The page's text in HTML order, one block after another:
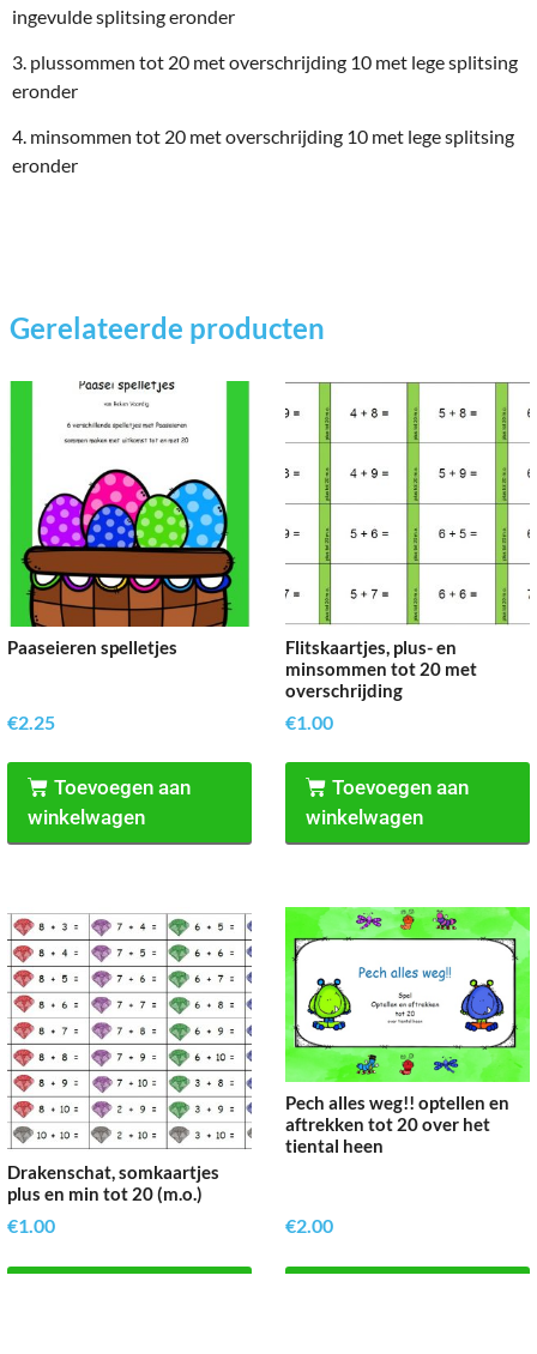
ingevulde splitsing eronder
3. plussommen tot 20 met overschrijding 10 met lege splitsing
eronder
4. minsommen tot 20 met overschrijding 10 met lege splitsing
eronder
Gerelateerde producten
Paaseieren spelletjes
€2.25
Toevoegen aan
winkelwagen
Flitskaartjes, plus- en
minsommen tot 20 met
overschrijding
€1.00
Toevoegen aan
winkelwagen
Drakenschat, somkaartjes
plus en min tot 20 (m.o.)
€1.00
Pech alles weg!! optellen en
aftrekken tot 20 over het
tiental heen
€2.00